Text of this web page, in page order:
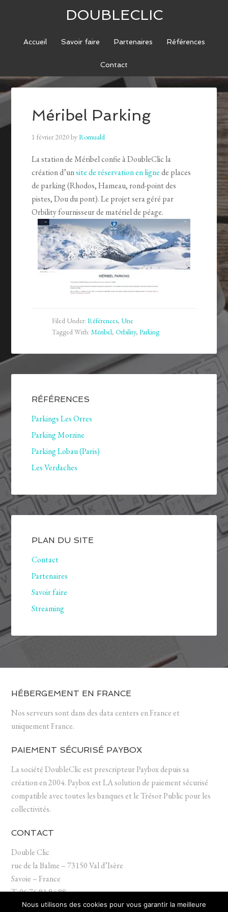
DOUBLECLIC
Accueil Savoir faire Partenaires Références
Contact
Méribel Parking
1 février 2020byRomuald
La station de Méribel confie à DoubleClic la
création d’unsite de réservation en lignede places
de parking (Rhodos, Hameau, rond-point des
pistes, Dou du pont). Le projet sera géré par
Orbility fournisseur de matériel de péage.
Filed Under:Références, Une
Tagged With:Méribel,Orbility,Parking
RÉFÉRENCES
Parkings Les Orres
Parking Morzine
Parking Lobau (Paris)
Les Verdaches
PLAN DU SITE
Contact
Partenaires
Savoir faire
Streaming
HÉBERGEMENT EN FRANCE
Nos serveurs sont dans des data centers en France et
uniquement France.
PAIEMENT SÉCURISÉ PAYBOX
La société DoubleClic est prescripteur Paybox depuis sa
création en 2004. Paybox est LA solution de paiement sécurisé
compatible avec toutes les banques et le Trésor Public pour les
collectivités.
CONTACT
Double Clic
rue de la Balme – 73150 Val d’Isère
Savoie – France
T. 06 76 91 94 98
contact (at) doubleclic.fr
Nous utilisons des cookies pour vous garantir la meilleure